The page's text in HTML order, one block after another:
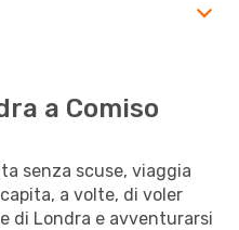
a Comiso
senza scuse, viaggia
a volte, di voler
di Londra e avventurarsi